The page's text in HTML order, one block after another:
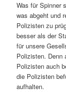
Was für Spinner
was abgeht und
Polizisten zu
besser als der
für unsere
Polizisten. Denn
Polizisten auch
die Polizisten
aufhalten.